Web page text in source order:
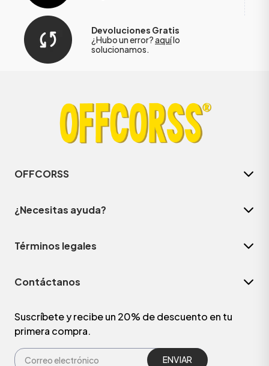
Devoluciones Gratis
¿Hubo un error?aquílo
solucionamos.
OFFCORSS
¿Necesitas ayuda?
Términos legales
Contáctanos
Suscríbete y recibe un 20% de descuento en tu
primera compra.
ENVIAR